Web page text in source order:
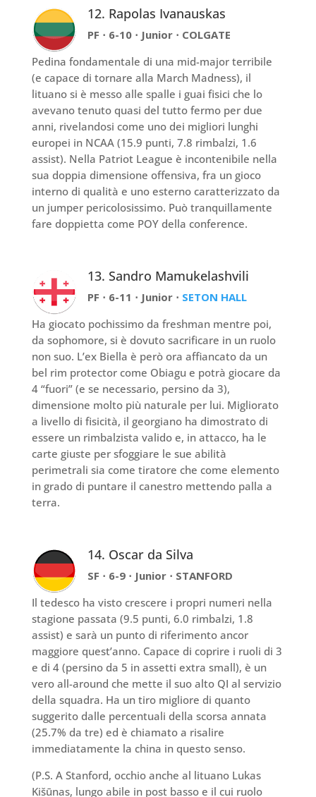
12. Rapolas Ivanauskas
PF ⋅ 6-10 ⋅ Junior ⋅ COLGATE
Pedina fondamentale di una mid-major terribile
(e capace di tornare alla March Madness), il
lituano si è messo alle spalle i guai fisici che lo
avevano tenuto quasi del tutto fermo per due
anni, rivelandosi come uno dei migliori lunghi
europei in NCAA (15.9 punti, 7.8 rimbalzi, 1.6
assist). Nella Patriot League è incontenibile nella
sua doppia dimensione offensiva, fra un gioco
interno di qualità e uno esterno caratterizzato da
un jumper pericolosissimo. Può tranquillamente
fare doppietta come POY della conference.
13. Sandro Mamukelashvili
PF ⋅ 6-11 ⋅ Junior ⋅ SETON HALL
Ha giocato pochissimo da freshman mentre poi,
da sophomore, si è dovuto sacrificare in un ruolo
non suo. L’ex Biella è però ora affiancato da un
bel rim protector come Obiagu e potrà giocare da
4 “fuori” (e se necessario, persino da 3),
dimensione molto più naturale per lui. Migliorato
a livello di fisicità, il georgiano ha dimostrato di
essere un rimbalzista valido e, in attacco, ha le
carte giuste per sfoggiare le sue abilità
perimetrali sia come tiratore che come elemento
in grado di puntare il canestro mettendo palla a
terra.
14. Oscar da Silva
SF ⋅ 6-9 ⋅ Junior ⋅ STANFORD
Il tedesco ha visto crescere i propri numeri nella
stagione passata (9.5 punti, 6.0 rimbalzi, 1.8
assist) e sarà un punto di riferimento ancor
maggiore quest’anno. Capace di coprire i ruoli di 3
e di 4 (persino da 5 in assetti extra small), è un
vero all-around che mette il suo alto QI al servizio
della squadra. Ha un tiro migliore di quanto
suggerito dalle percentuali della scorsa annata
(25.7% da tre) ed è chiamato a risalire
immediatamente la china in questo senso.
(P.S. A Stanford, occhio anche al lituano Lukas
Kišūnas, lungo abile in post basso e il cui ruolo